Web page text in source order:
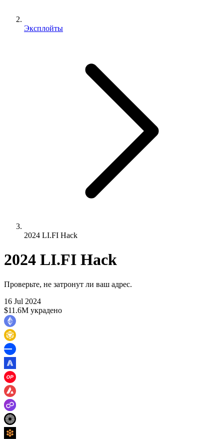
Эксплойты
2024 LI.FI Hack
2024 LI.FI Hack
Проверьте, не затронут ли ваш адрес.
16 Jul 2024
$11.6M украдено